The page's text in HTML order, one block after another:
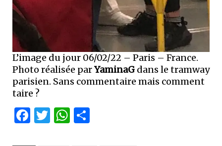
L’image du jour 06/02/22 – Paris – France.
Photo réalisée parYaminaG dans le tramway
parisien. Sans commentaire mais comment
taire ?
Facebook
Twitter
WhatsApp